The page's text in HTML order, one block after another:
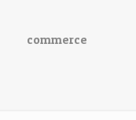
commerce